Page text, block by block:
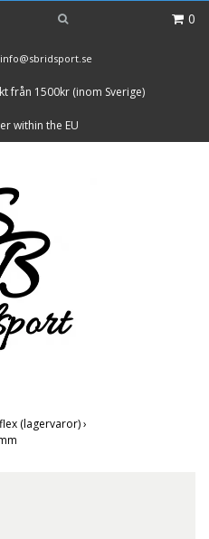
0
info@sbridsport.se
från 1500kr (inom Sverige)
within the EU
(lagervaror)›